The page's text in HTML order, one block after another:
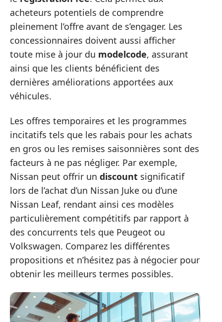
acheteurs potentiels de comprendre
pleinement l’offre avant de s’engager. Les
concessionnaires doivent aussi afficher
toute mise à jour du modelcode, assurant
ainsi que les clients bénéficient des
dernières améliorations apportées aux
véhicules.
Les offres temporaires et les programmes
incitatifs tels que les rabais pour les achats
en gros ou les remises saisonnières sont des
facteurs à ne pas négliger. Par exemple,
Nissan peut offrir un discount significatif
lors de l’achat d’un Nissan Juke ou d’une
Nissan Leaf, rendant ainsi ces modèles
particulièrement compétitifs par rapport à
des concurrents tels que Peugeot ou
Volkswagen. Comparez les différentes
propositions et n’hésitez pas à négocier pour
obtenir les meilleurs termes possibles.